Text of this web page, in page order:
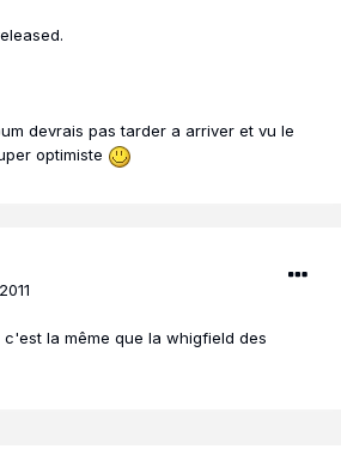
devrais pas tarder a arriver et vu le
optimiste
la même que la whigfield des